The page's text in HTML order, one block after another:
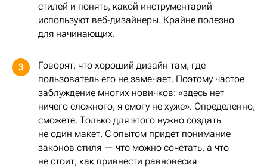
стилей и понять, какой инструментарий
используют веб-дизайнеры. Крайне полезно
для начинающих.
3
Говорят, что хороший дизайн там, где
пользователь его не замечает. Поэтому частое
заблуждение многих новичков: «здесь нет
ничего сложного, я смогу не хуже». Определенно,
сможете. Только для этого нужно создать
не один макет. С опытом придет понимание
законов стиля — что можно сочетать, а что
не стоит; как привнести равновесия